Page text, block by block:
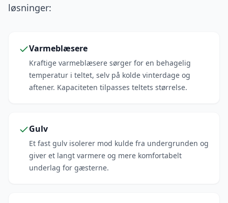
løsninger:
Varmeblæsere
Kraftige varmeblæsere sørger for en behagelig
temperatur i teltet, selv på kolde vinterdage og
aftener. Kapaciteten tilpasses teltets størrelse.
Gulv
Et fast gulv isolerer mod kulde fra undergrunden og
giver et langt varmere og mere komfortabelt
underlag for gæsterne.